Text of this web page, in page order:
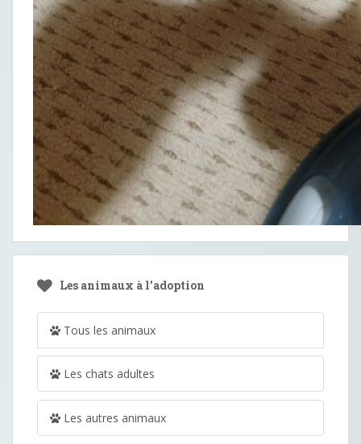
Les animaux à l’adoption
Tous les animaux
Les chats adultes
Les autres animaux